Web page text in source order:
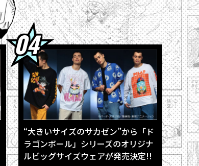
“大きいサイズのサカゼン”から「ド
ラゴンボール」シリーズのオリジナ
ルビッグサイズウェアが発売決定!!